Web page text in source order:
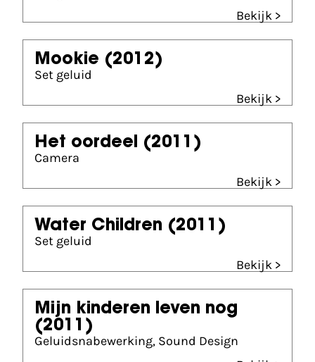
Bekijk >
Mookie (2012)
Set geluid
Bekijk >
Het oordeel (2011)
Camera
Bekijk >
Water Children (2011)
Set geluid
Bekijk >
Mijn kinderen leven nog
(2011)
Geluidsnabewerking, Sound Design